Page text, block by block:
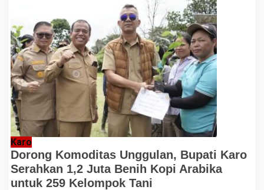
Karo
Dorong Komoditas Unggulan, Bupati Karo
Serahkan 1,2 Juta Benih Kopi Arabika
untuk 259 Kelompok Tani